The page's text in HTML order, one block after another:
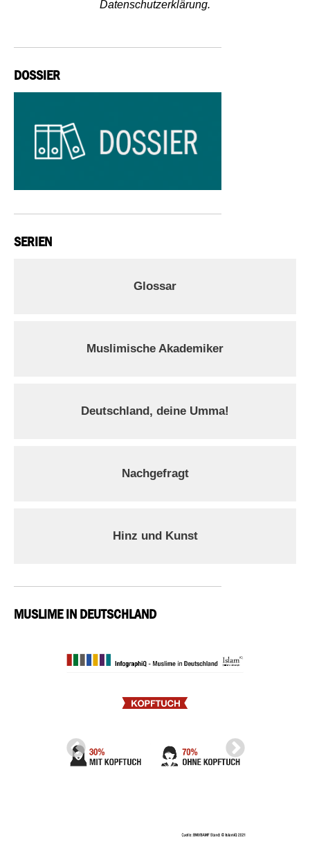
Datenschutzerklärung.
DOSSIER
SERIEN
Glossar
Muslimische Akademiker
Deutschland, deine Umma!
Nachgefragt
Hinz und Kunst
MUSLIME IN DEUTSCHLAND